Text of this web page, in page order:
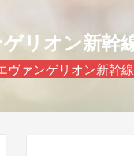
リオン新幹
ァンゲリオン新幹